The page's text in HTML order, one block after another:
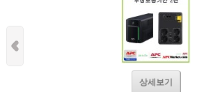
상세보기